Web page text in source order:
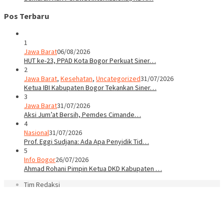
Pos Terbaru
1
Jawa Barat06/08/2026
HUT ke-23, PPAD Kota Bogor Perkuat Siner…
2
Jawa Barat, Kesehatan, Uncategorized31/07/2026
Ketua IBI Kabupaten Bogor Tekankan Siner…
3
Jawa Barat31/07/2026
Aksi Jum’at Bersih, Pemdes Cimande…
4
Nasional31/07/2026
Prof. Eggi Sudjana: Ada Apa Penyidik Tid…
5
Info Bogor26/07/2026
Ahmad Rohani Pimpin Ketua DKD Kabupaten …
Tim Redaksi